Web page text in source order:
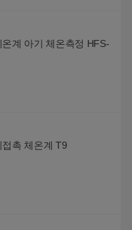
계 아기 체온측정 HFS-
촉 체온계 T9